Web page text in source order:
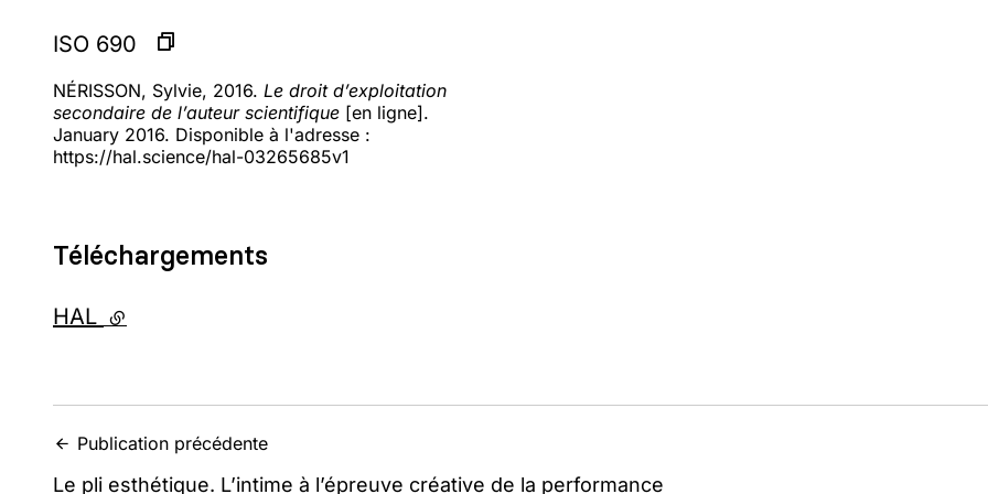
ISO 690
NÉRISSON, Sylvie, 2016. Le droit d’exploitation
secondaire de l’auteur scientifique [en ligne].
January 2016. Disponible à l'adresse :
https://hal.science/hal-03265685v1
Téléchargements
HAL - lien externe
Publication précédente
Le pli esthétique. L’intime à l’épreuve créative de la performance